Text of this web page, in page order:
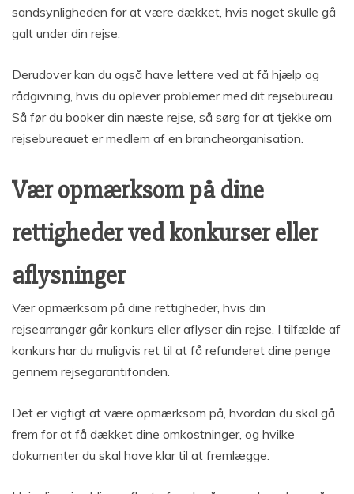
sandsynligheden for at være dækket, hvis noget skulle gå
galt under din rejse.
Derudover kan du også have lettere ved at få hjælp og
rådgivning, hvis du oplever problemer med dit rejsebureau.
Så før du booker din næste rejse, så sørg for at tjekke om
rejsebureauet er medlem af en brancheorganisation.
Vær opmærksom på dine
rettigheder ved konkurser eller
aflysninger
Vær opmærksom på dine rettigheder, hvis din
rejsearrangør går konkurs eller aflyser din rejse. I tilfælde af
konkurs har du muligvis ret til at få refunderet dine penge
gennem rejsegarantifonden.
Det er vigtigt at være opmærksom på, hvordan du skal gå
frem for at få dækket dine omkostninger, og hvilke
dokumenter du skal have klar til at fremlægge.